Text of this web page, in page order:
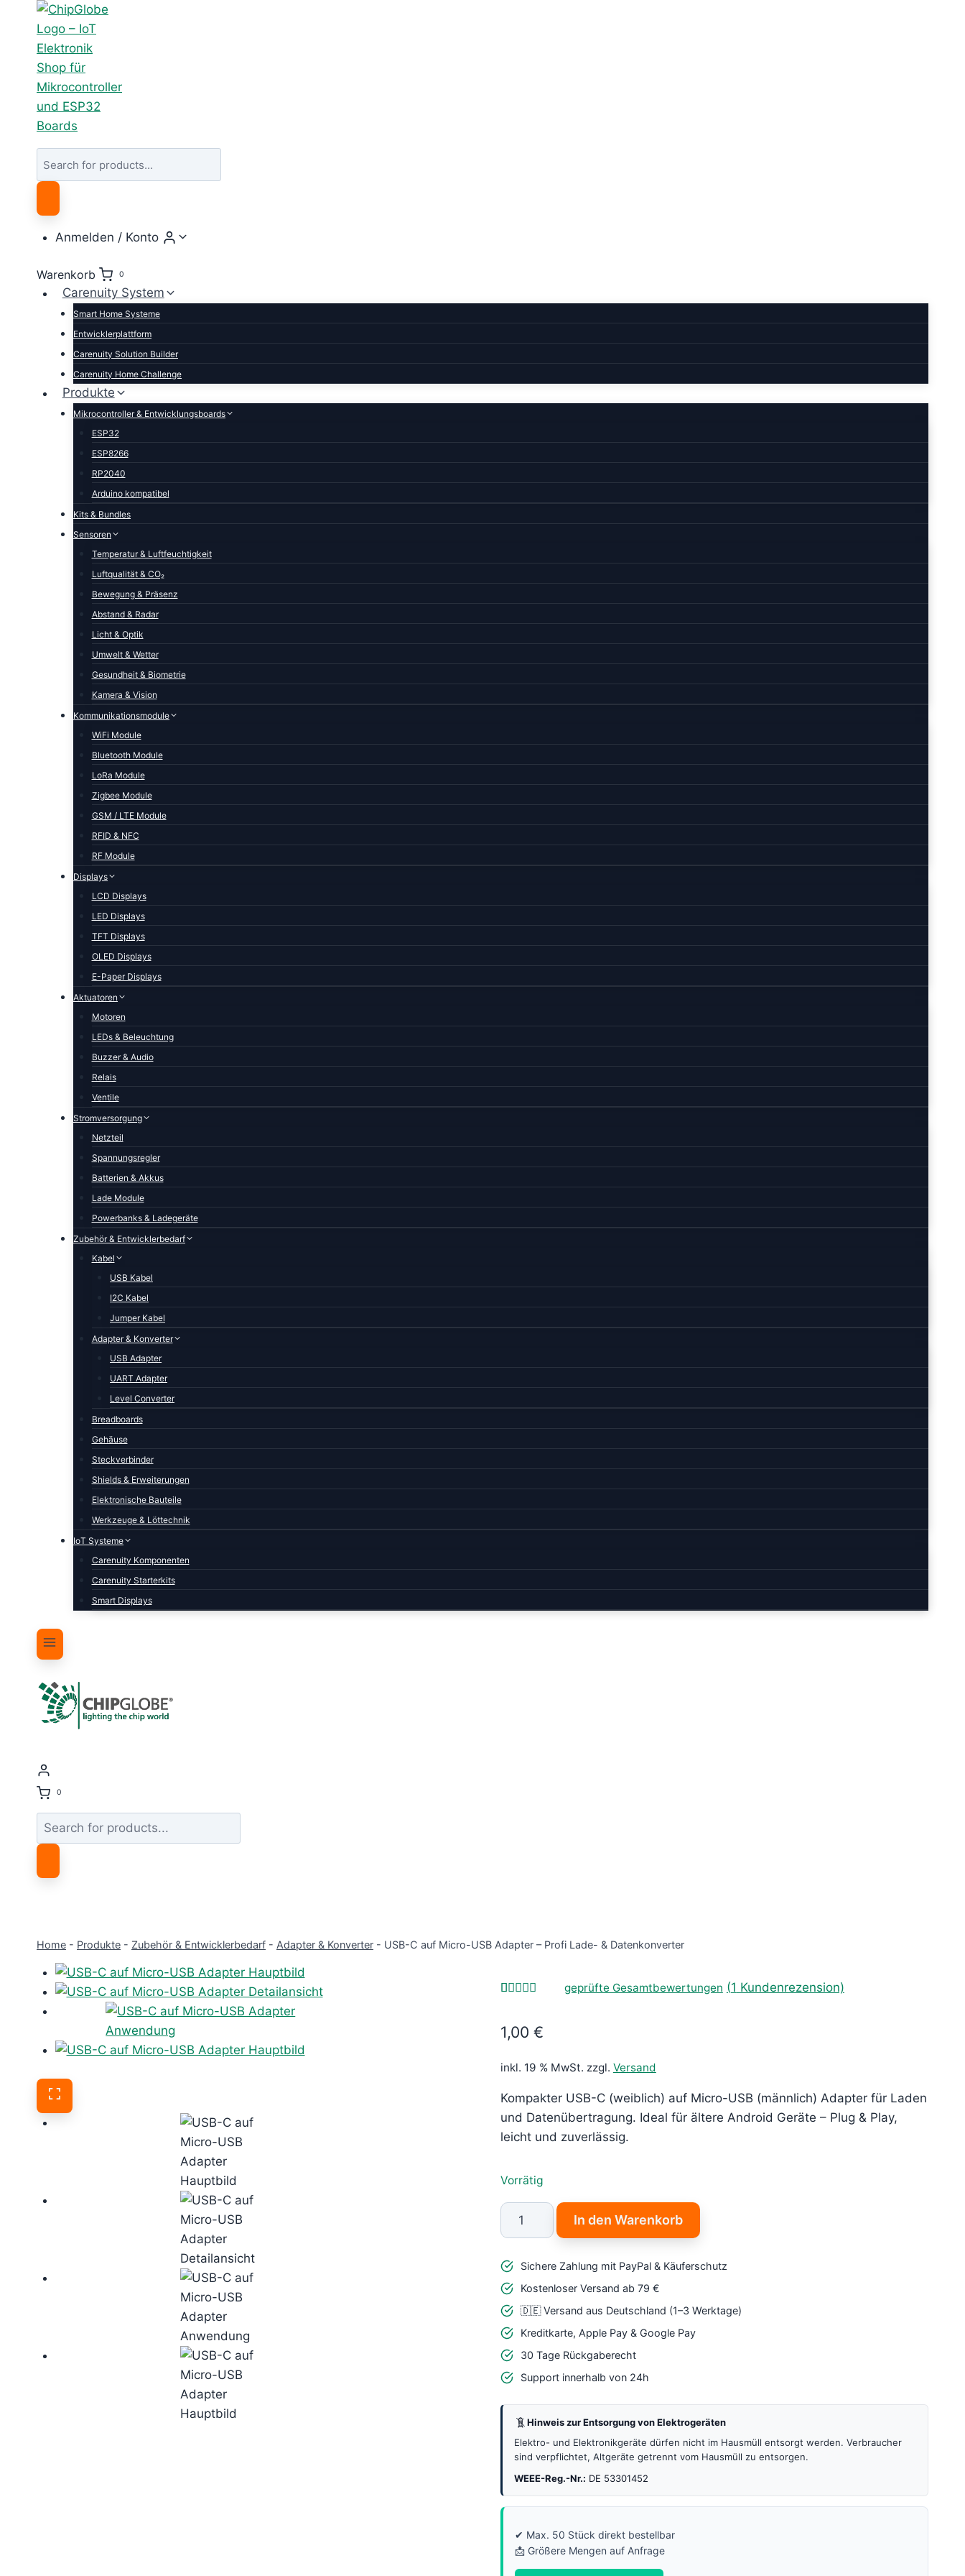
springen
Products
search
Anmelden / Konto
Warenkorb 0
Carenuity System
Smart Home Systeme
Entwicklerplattform
Carenuity Solution Builder
Carenuity Home Challenge
Produkte
Mikrocontroller & Entwicklungsboards
ESP32
ESP8266
RP2040
Arduino kompatibel
Kits & Bundles
Sensoren
Temperatur & Luftfeuchtigkeit
Luftqualität & CO₂
Bewegung & Präsenz
Abstand & Radar
Licht & Optik
Umwelt & Wetter
Gesundheit & Biometrie
Kamera & Vision
Kommunikationsmodule
WiFi Module
Bluetooth Module
LoRa Module
Zigbee Module
GSM / LTE Module
RFID & NFC
RF Module
Displays
LCD Displays
LED Displays
TFT Displays
OLED Displays
E-Paper Displays
Aktuatoren
Motoren
LEDs & Beleuchtung
Buzzer & Audio
Relais
Ventile
Stromversorgung
Netzteil
Spannungsregler
Batterien & Akkus
Lade Module
Powerbanks & Ladegeräte
Zubehör & Entwicklerbedarf
Kabel
USB Kabel
I2C Kabel
Jumper Kabel
Adapter & Konverter
USB Adapter
UART Adapter
Level Converter
Breadboards
Gehäuse
Steckverbinder
Shields & Erweiterungen
Elektronische Bauteile
Werkzeuge & Löttechnik
IoT Systeme
Carenuity Komponenten
Carenuity Starterkits
Smart Displays
0
Products
search
Home - Produkte - Zubehör & Entwicklerbedarf - Adapter & Konverter - USB-C auf Micro-USB Adapter – Profi Lade- & Datenkonverter
von 5,
basierend
Kundenbewertung
geprüfte Gesamtbewertungen (1 Kundenrezension)
1,00 €
inkl. 19 % MwSt. zzgl. Versand
Kompakter USB-C (weiblich) auf Micro-USB (männlich) Adapter für Laden
und Datenübertragung. Ideal für ältere Android Geräte – Plug & Play,
leicht und zuverlässig.
Vorrätig
USB-
C
Micro-
USB
Adapter
–
Profi
Lade-
&
Datenkonverter
Menge
In den Warenkorb
Sichere Zahlung mit PayPal & Käuferschutz
Kostenloser Versand ab 79 €
🇩🇪 Versand aus Deutschland (1–3 Werktage)
Kreditkarte, Apple Pay & Google Pay
30 Tage Rückgaberecht
Support innerhalb von 24h
Hinweis zur Entsorgung von Elektrogeräten
Elektro- und Elektronikgeräte dürfen nicht im Hausmüll entsorgt werden. Verbraucher
sind verpflichtet, Altgeräte getrennt vom Hausmüll zu entsorgen.
WEEE-Reg.-Nr.: DE 53301452
✔ Max. 50 Stück direkt bestellbar
📩 Größere Mengen auf Anfrage